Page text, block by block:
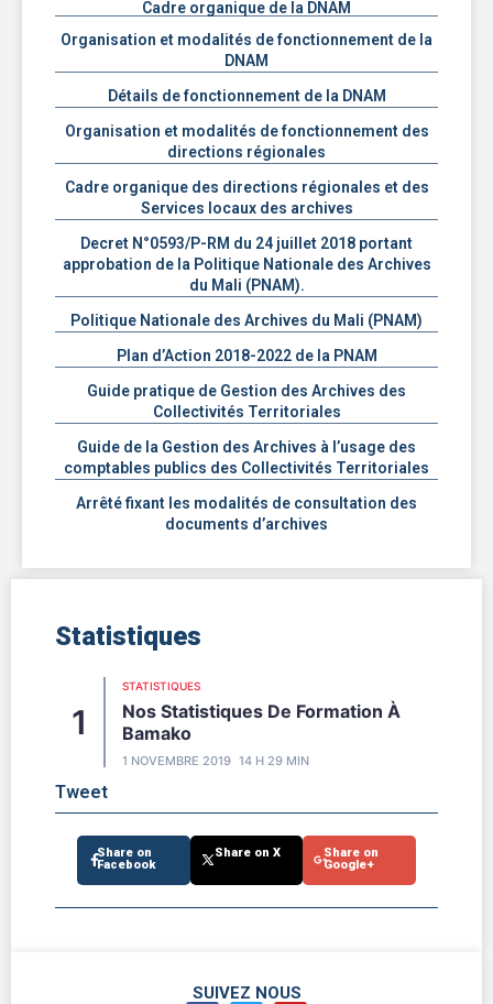
Cadre organique de la DNAM
Organisation et modalités de fonctionnement de la
DNAM
Détails de fonctionnement de la DNAM
Organisation et modalités de fonctionnement des
directions régionales
Cadre organique des directions régionales et des
Services locaux des archives
Decret N°0593/P-RM du 24 juillet 2018 portant
approbation de la Politique Nationale des Archives
du Mali (PNAM).
Politique Nationale des Archives du Mali (PNAM)
Plan d’Action 2018-2022 de la PNAM
Guide pratique de Gestion des Archives des
Collectivités Territoriales
Guide de la Gestion des Archives à l’usage des
comptables publics des Collectivités Territoriales
Arrêté fixant les modalités de consultation des
documents d’archives
Statistiques
STATISTIQUES
Nos Statistiques De Formation À
Bamako
1 NOVEMBRE 2019 14 H 29 MIN
Tweet
Share on
Facebook
Share on X
Share on
Google+
SUIVEZ NOUS